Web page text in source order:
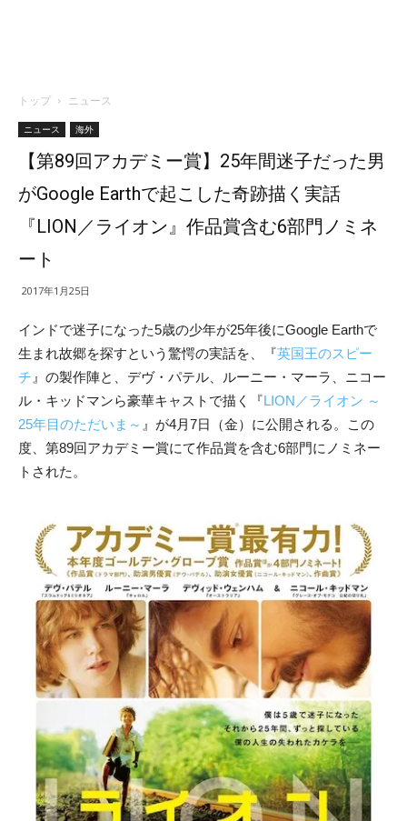
トップ ニュース
ニュース 海外
【第89回アカデミー賞】25年間迷子だった男
がGoogle Earthで起こした奇跡描く実話
『LION／ライオン』作品賞含む6部門ノミネ
ート
2017年1月25日
インドで迷子になった5歳の少年が25年後にGoogle Earthで
生まれ故郷を探すという驚愕の実話を、『英国王のスピー
チ 』の製作陣と、デヴ・パテル、ルーニー・マーラ、ニコー
ル・キッドマンら豪華キャストで描く『LION／ライオン ～
25年目のただいま～ 』が4月7日（金）に公開される。この
度、第89回アカデミー賞にて作品賞を含む6部門にノミネー
トされた。